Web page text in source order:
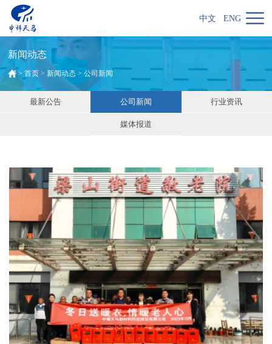
中文 ENG
新闻动态
>首页 >新闻动态 >公司新闻
最新公告 公司新闻 行业资讯
媒体报道